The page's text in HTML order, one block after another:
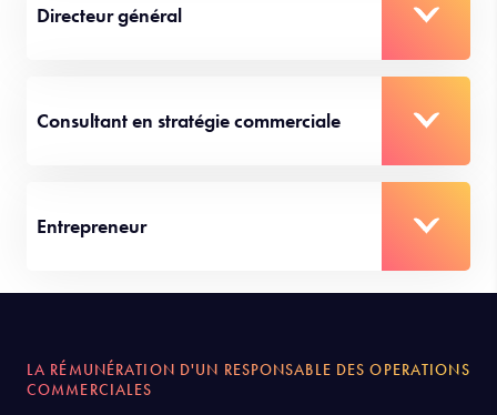
Directeur général
Consultant en stratégie commerciale
Entrepreneur
LA RÉMUNÉRATION D'UN RESPONSABLE DES OPERATIONS
COMMERCIALES